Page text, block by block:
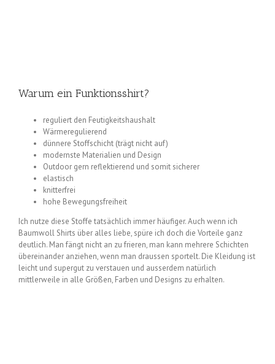
Warum ein Funktionsshirt?
reguliert den Feutigkeitshaushalt
Wärmeregulierend
dünnere Stoffschicht (trägt nicht auf)
modernste Materialien und Design
Outdoor gern reflektierend und somit sicherer
elastisch
knitterfrei
hohe Bewegungsfreiheit
Ich nutze diese Stoffe tatsächlich immer häufiger. Auch wenn ich
Baumwoll Shirts über alles liebe, spüre ich doch die Vorteile ganz
deutlich. Man fängt nicht an zu frieren, man kann mehrere Schichten
übereinander anziehen, wenn man draussen sportelt. Die Kleidung ist
leicht und supergut zu verstauen und ausserdem natürlich
mittlerweile in alle Größen, Farben und Designs zu erhalten.